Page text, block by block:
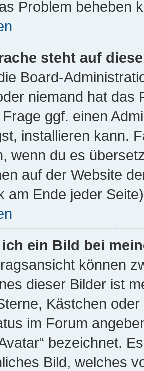
Problem beheben
steht auf
Board-
niemand hat das
ggf. einen
installieren kann.
wenn du es
auf der Website
am Ende jeder
ein Bild bei
können
dieser Bilder ist
Kästchen
im Forum
bezeichnet.
Bild, welches